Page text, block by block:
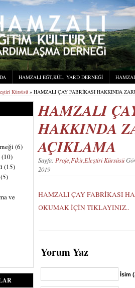
HAMZALI EĞT,KÜL, YARD DERNEĞI
Kürsüsü » HAMZALI ÇAY FABRİKASI HAKKINDA
(6)
(10)
(15)
(5)
ve
HAMZALI
HAKKINDA
AÇIKLAMA
Sayfa: Proje,Fikir,Eleştiri Kürsüsü
2019
HAMZALI ÇAY FABRİKASI
OKUMAK İÇİN TIKLAYINIZ..
Yorum Yaz
İsim